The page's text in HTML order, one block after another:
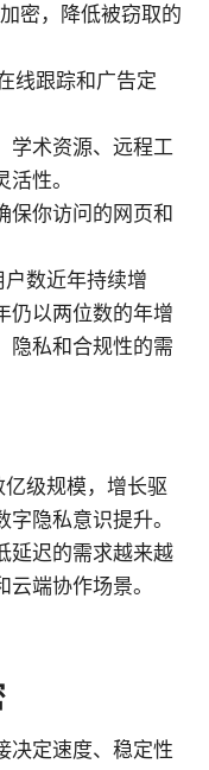
密，降低被窃取的
线跟踪和广告定
学术资源、远程工
性。
保你访问的网页和
数近年持续增
仍以两位数的年增
隐私和合规性的需
级规模，增长驱
隐私意识提升。
延迟的需求越来越
端协作场景。
决定速度、稳定性